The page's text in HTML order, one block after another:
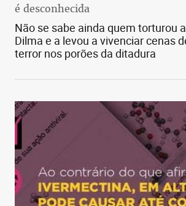
é desconhecida
Não se sabe ainda quem torturou
Dilma e a levou a vivenciar cenas
terror nos porões da ditadura